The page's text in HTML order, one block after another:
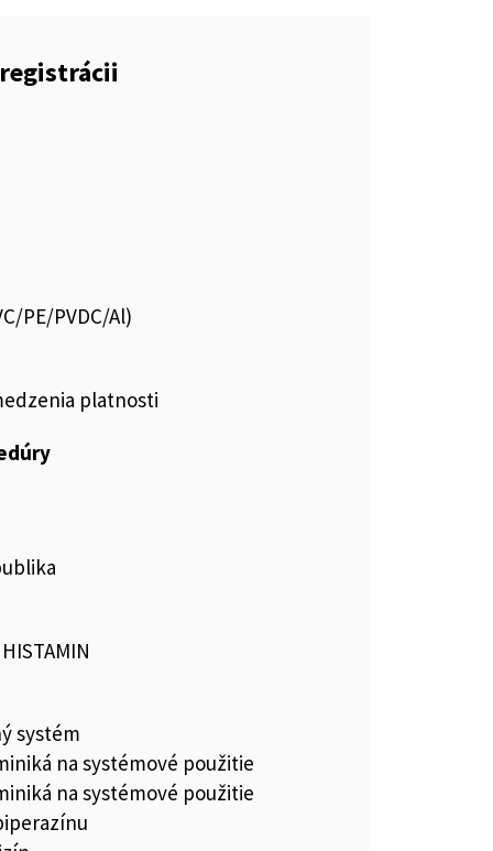
PE/PVDC/Al)
platnosti
systém
na systémové použitie
na systémové použitie